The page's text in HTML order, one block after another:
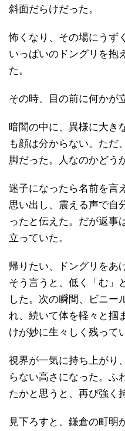
斜面だらけだった。
怖くなり、その場にうず
いっぱいのドングリを抱
た。
その時、目の前に何かが
暗闇の中に、異様に大き
も顔は分からない。ただ
脚だった。人なのかどう
迷子になったら名前を言
思い出し、震える声で自
ったと伝えた。だが返事
立っていた。
帰りたい、ドングリをあ
そう言うと、低く「む」
した。次の瞬間、ビニー
れ、続いて体を軽々と掴
けが妙に生々しく残って
視界が一気に持ち上がり
らない高さになった。ふ
たかと思うと、再び強く
見下ろすと、鎌倉の町明